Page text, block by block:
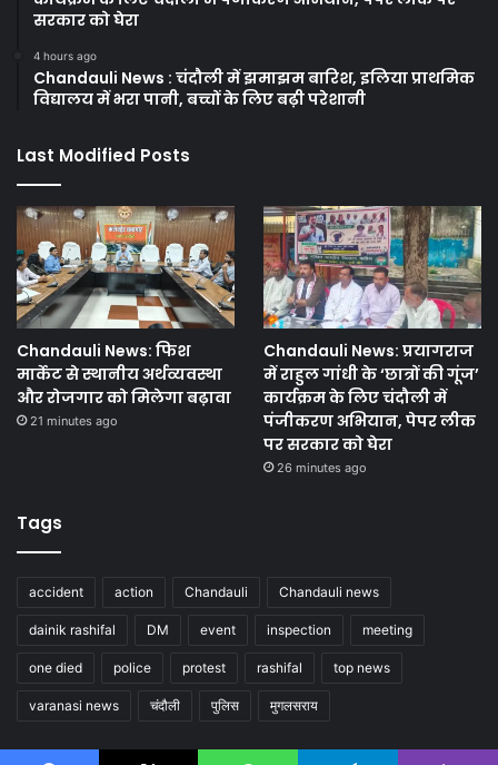
सरकार को घेरा
4 hours ago
Chandauli News : चंदौली में झमाझम बारिश, इलिया प्राथमिक
विद्यालय में भरा पानी, बच्चों के लिए बढ़ी परेशानी
Last Modified Posts
Chandauli News: फिश
मार्केट से स्थानीय अर्थव्यवस्था
और रोजगार को मिलेगा बढ़ावा
21 minutes ago
Chandauli News: प्रयागराज
में राहुल गांधी के ‘छात्रों की गूंज’
कार्यक्रम के लिए चंदौली में
पंजीकरण अभियान, पेपर लीक
पर सरकार को घेरा
26 minutes ago
Tags
accident action Chandauli Chandauli news
dainik rashifal DM event inspection meeting
one died police protest rashifal top news
varanasi news चंदौली पुलिस मुगलसराय